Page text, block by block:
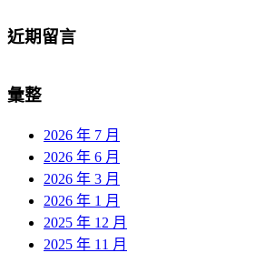
近期留言
彙整
2026 年 7 月
2026 年 6 月
2026 年 3 月
2026 年 1 月
2025 年 12 月
2025 年 11 月